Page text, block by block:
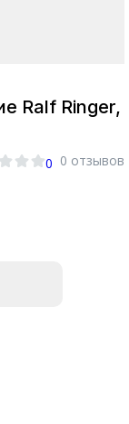
Ralf Ringer,
0 0 отзывов